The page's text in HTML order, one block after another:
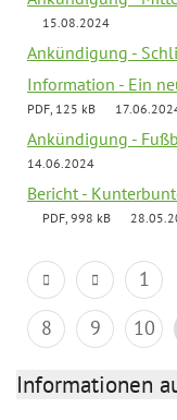
15.08.2024
Ankündigung -
Information - Ein
PDF, 125 kB
Ankündigung -
14.06.2024
Bericht -
PDF, 998 kB
1
8
9 10
Informationen